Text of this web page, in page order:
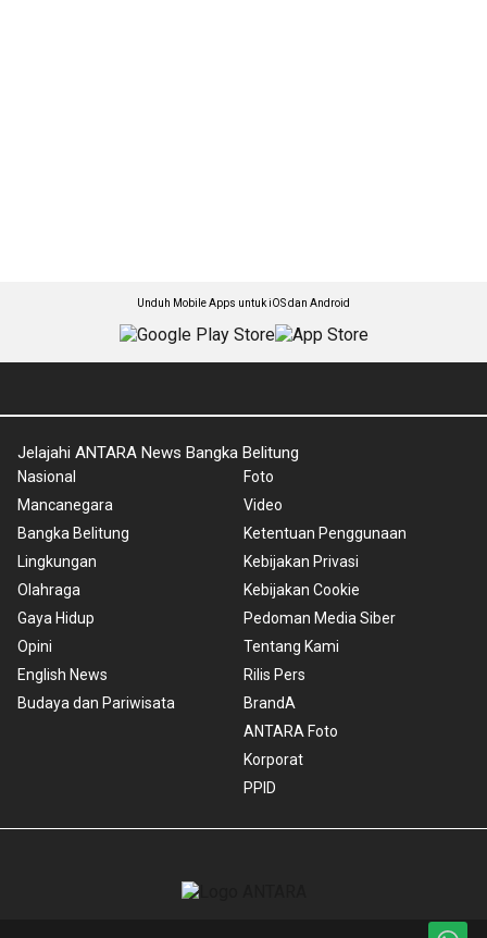
Unduh Mobile Apps untuk iOS dan Android
Jelajahi ANTARA News Bangka Belitung
Nasional
Mancanegara
Bangka Belitung
Lingkungan
Olahraga
Gaya Hidup
Opini
English News
Budaya dan Pariwisata
Foto
Video
Ketentuan Penggunaan
Kebijakan Privasi
Kebijakan Cookie
Pedoman Media Siber
Tentang Kami
Rilis Pers
BrandA
ANTARA Foto
Korporat
PPID